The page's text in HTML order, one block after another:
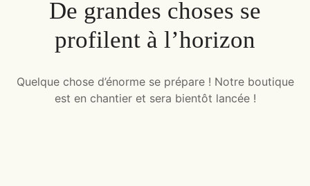
De grandes choses se
profilent à l’horizon
Quelque chose d’énorme se prépare ! Notre boutique
est en chantier et sera bientôt lancée !